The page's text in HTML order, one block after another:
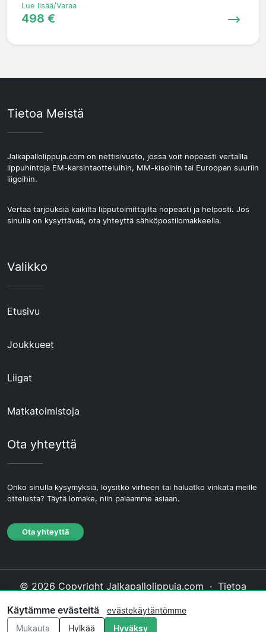
Lue lisää/Varaa
498 €
Tietoa Meistä
Jalkapallolippuja.com on nettisivusto, jossa voit nopeasti vertailla
lippuhintoja EM-karsintaotteluihin, MM-kisoihin tai Euroopan suuriin
liigoihin.
Vertaa tarjouksia kaikilta lipputoimittajilta nopeasti ja helposti. Jos
sinulla on kysyttävää, ota yhteyttä sähköpostilomakkeella.
Valikko
Etusivu
Joukkueet
Liigat
Matkatoimistoja
Ota yhteyttä
Onko sinulla kysymyksiä, löysitkö virheen tai haluatko vinkata meille
ottelusta? Täytä lomake, niin palaamme asiaan.
Ota yhteyttä
© 2026 Copyright Jalkapallolippuja.com · Tietoa
Evästekäytäntö·Toimituksellinen käytäntö
Käytämme evästeitä
evästekäytäntömme
Mukauta
Hylkää Hyväksy